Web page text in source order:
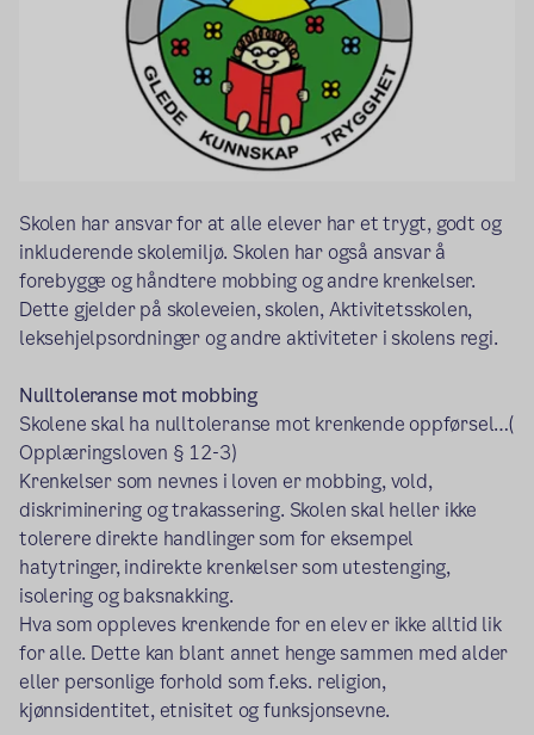
Skolen har ansvar for at alle elever har et trygt, godt og
inkluderende skolemiljø. Skolen har også ansvar å
forebygge og håndtere mobbing og andre krenkelser.
Dette gjelder på skoleveien, skolen, Aktivitetsskolen,
leksehjelpsordninger og andre aktiviteter i skolens regi.
Nulltoleranse mot mobbing
Skolene skal ha nulltoleranse mot krenkende oppførsel…(
Opplæringsloven § 12-3)
Krenkelser som nevnes i loven er mobbing, vold,
diskriminering og trakassering. Skolen skal heller ikke
tolerere direkte handlinger som for eksempel
hatytringer, indirekte krenkelser som utestenging,
isolering og baksnakking.
Hva som oppleves krenkende for en elev er ikke alltid lik
for alle. Dette kan blant annet henge sammen med alder
eller personlige forhold som f.eks. religion,
kjønnsidentitet, etnisitet og funksjonsevne.